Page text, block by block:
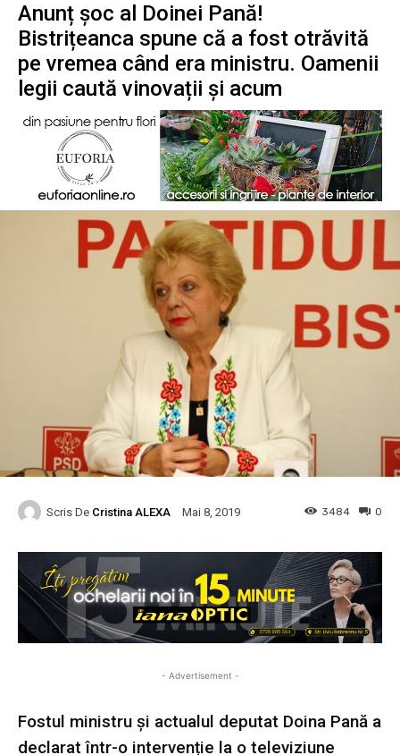
Anunț șoc al Doinei Pană!
Bistrițeanca spune că a fost otrăvită
pe vremea când era ministru. Oamenii
legii caută vinovații și acum
Scris De Cristina ALEXA Mai 8, 2019 0
3484
- Advertisement -
Fostul ministru și actualul deputat Doina Pană a
declarat într-o intervenție la o televiziune